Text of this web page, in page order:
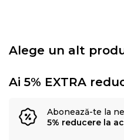
Alege un alt
Ai 5% EXTRA
Abonează-te la
5% reducere la